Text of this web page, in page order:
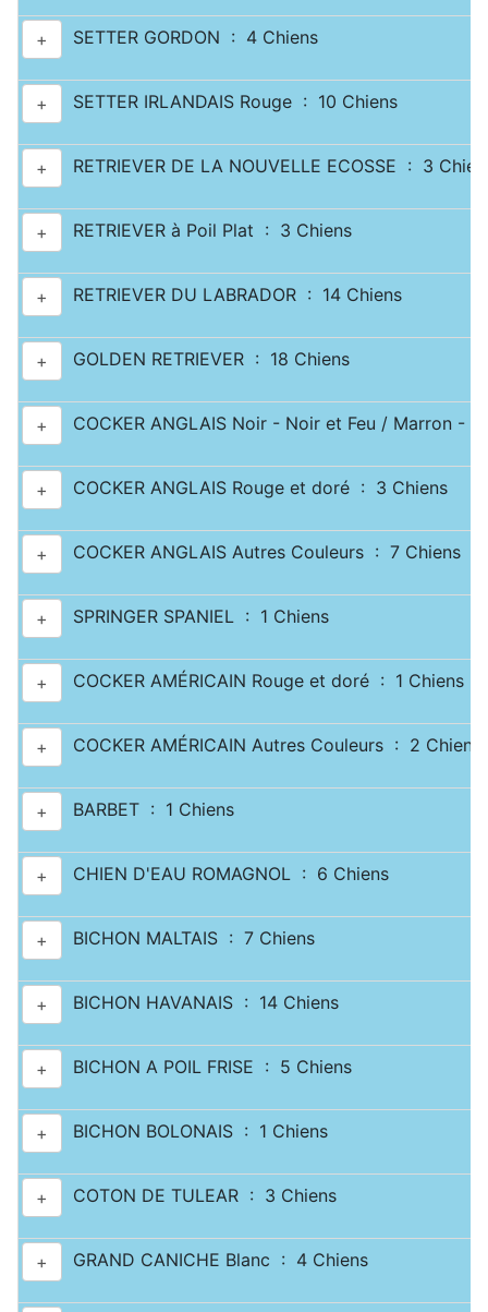
+ SETTER GORDON : 4 Chiens
+ SETTER IRLANDAIS Rouge : 10 Chiens
+ RETRIEVER DE LA NOUVELLE ECOSSE : 3
+ RETRIEVER à Poil Plat : 3 Chiens
+ RETRIEVER DU LABRADOR : 14 Chiens
+ GOLDEN RETRIEVER : 18 Chiens
+ COCKER ANGLAIS Noir - Noir et Feu / Marron -
+ COCKER ANGLAIS Rouge et doré : 3 Chiens
+ COCKER ANGLAIS Autres Couleurs : 7 Chiens
+ SPRINGER SPANIEL : 1 Chiens
+ COCKER AMÉRICAIN Rouge et doré : 1 Chiens
+ COCKER AMÉRICAIN Autres Couleurs : 2 Chiens
+ BARBET : 1 Chiens
+ CHIEN D'EAU ROMAGNOL : 6 Chiens
+ BICHON MALTAIS : 7 Chiens
+ BICHON HAVANAIS : 14 Chiens
+ BICHON A POIL FRISE : 5 Chiens
+ BICHON BOLONAIS : 1 Chiens
+ COTON DE TULEAR : 3 Chiens
+ GRAND CANICHE Blanc : 4 Chiens